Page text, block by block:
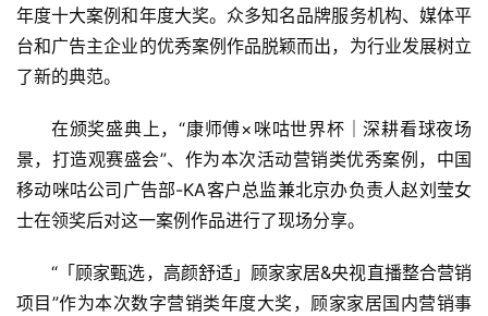
年度十大案例和年度大奖。众多知名品牌服务机构、媒体平
台和广告主企业的优秀案例作品脱颖而出，为行业发展树立
了新的典范。
在颁奖盛典上，“康师傅×咪咕世界杯｜深耕看球夜场
景，打造观赛盛会”、作为本次活动营销类优秀案例，中国
移动咪咕公司广告部-KA客户总监兼北京办负责人赵刘莹女
士在领奖后对这一案例作品进行了现场分享。
“「顾家甄选，高颜舒适」顾家家居&央视直播整合营销
项目”作为本次数字营销类年度大奖，顾家家居国内营销事